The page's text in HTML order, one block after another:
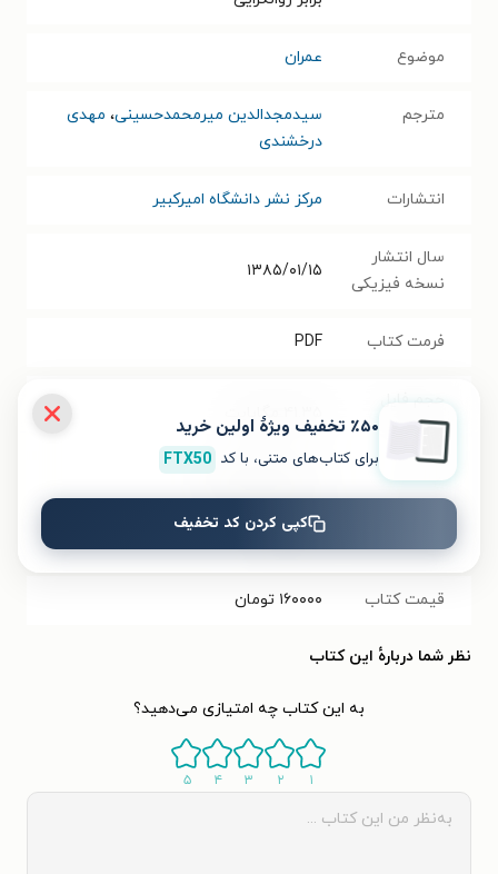
موضوع عمران
مترجم سیدمجدالدین میرمحمدحسینی، مهدی
درخشندی
انتشارات مرکز نشر دانشگاه امیرکبیر
سال انتشار
نسخه فیزیکی
۱۳۸۵/۰۱/۱۵
فرمت کتاب PDF
کتاب
مگابایت
شابک
قیمت کتاب ۱۶۰۰۰۰ تومان
نظر شما دربارهٔ این کتاب
به این کتاب چه امتیازی می‌دهید؟
۱ ۲ ۳ ۴ ۵
٪۵۰ تخفیف ویژۀ اولین خرید
برای کتاب‌های متنی، با کد FTX50
کپی کردن کد تخفیف